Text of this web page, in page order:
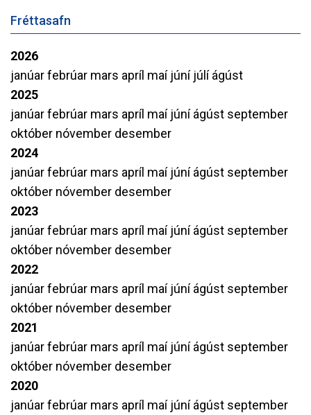
Fréttasafn
2026
janúarfebrúar mars apríl maí júní júlíágúst
2025
janúarfebrúar mars apríl maí júníágúst september
október nóvember desember
2024
janúarfebrúar mars apríl maí júníágúst september
október nóvember desember
2023
janúarfebrúar mars apríl maí júníágúst september
október nóvember desember
2022
janúarfebrúar mars apríl maí júníágúst september
október nóvember desember
2021
janúarfebrúar mars apríl maí júníágúst september
október nóvember desember
2020
janúarfebrúar mars apríl maí júníágúst september